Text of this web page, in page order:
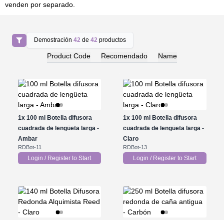
venden por separado.
Demostración42 de42 productos
Product Code Recomendado Name
1x100 ml Botella difusora
cuadrada de lengüeta larga -
Ambar
RDBot-11
Login / Register to Start
1x 100 ml Botella difusora
cuadrada de lengüeta larga -
Claro
RDBot-13
Login / Register to Start